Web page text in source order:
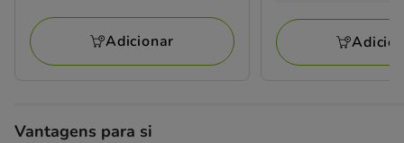
3
avaliações Adicionar
avaliações
a
15.29€
Vantagens para si